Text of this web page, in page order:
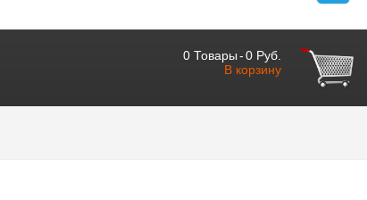
0 Товары-0 Руб.
В корзину